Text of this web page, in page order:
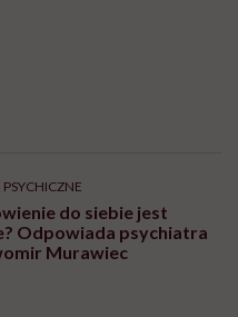
do siebie jest
Odpowiada psychiatra
Murawiec